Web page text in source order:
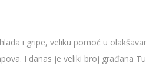
i gripe, veliku pomoć u
I danas je veliki broj građana